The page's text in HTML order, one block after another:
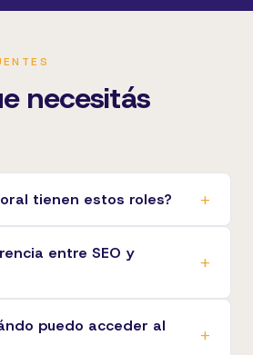
necesitás
tienen estos roles?
entre SEO y
puedo acceder al